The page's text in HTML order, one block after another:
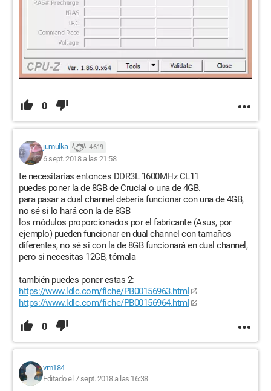
0
jumulka 4 619
6 sept. 2018 a las 21:58
te necesitarías entonces DDR3L 1600MHz CL11
puedes poner la de 8GB de Crucial o una de 4GB.
para pasar a dual channel debería funcionar con una de 4GB,
no sé si lo hará con la de 8GB
los módulos proporcionados por el fabricante (Asus, por
ejemplo) pueden funcionar en dual channel con tamaños
diferentes, no sé si con la de 8GB funcionará en dual channel,
pero si necesitas 12GB, tómala
también puedes poner estas 2:
https://www.ldlc.com/fiche/PB00156963.html
https://www.ldlc.com/fiche/PB00156964.html
0
vm184
Editado el 7 sept. 2018 a las 16:38